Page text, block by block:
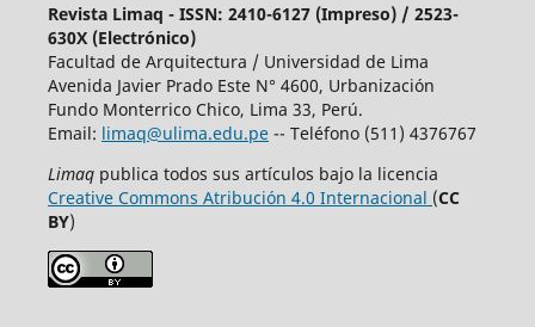
Revista Limaq - ISSN: 2410-6127 (Impreso) / 2523-
630X (Electrónico)
Facultad de Arquitectura / Universidad de Lima
Avenida Javier Prado Este N° 4600, Urbanización
Fundo Monterrico Chico, Lima 33, Perú.
Email: limaq@ulima.edu.pe-- Teléfono (511) 4376767
Limaq publica todos sus artículos bajo la licencia
Creative Commons Atribución 4.0 Internacional (CC
BY)